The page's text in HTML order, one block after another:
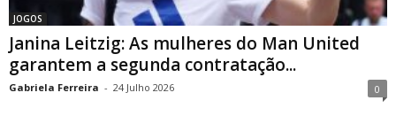
JOGOS
Janina Leitzig: As mulheres do Man United
garantem a segunda contratação...
Gabriela Ferreira - 24 Julho 2026 0